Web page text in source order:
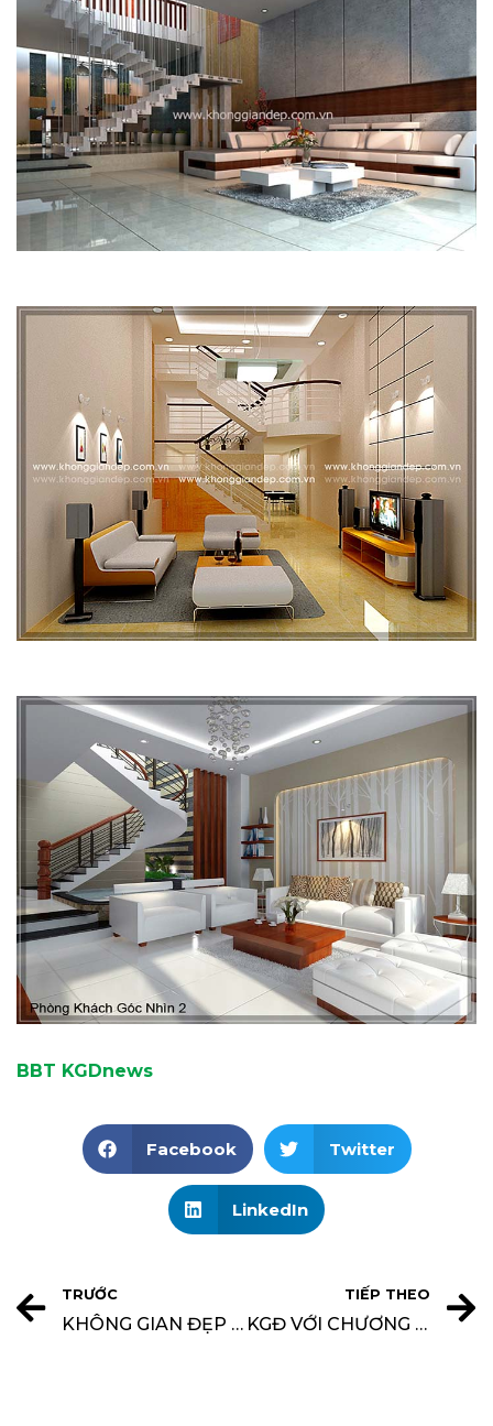
BBT KGDnews
Facebook Twitter
LinkedIn
TRƯỚC
KHÔNG GIAN ĐẸP THÀNH LẬP BAN KIỂM TRA AN TOÀN LAO ĐỘNG
TIẾP THEO
KGĐ VỚI CHƯƠNG TRÌNH BÌNH ỔN GIÁ XÂY DỰNG